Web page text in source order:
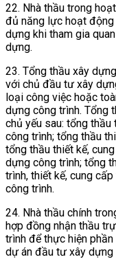
22. Nhà thầu trong
đủ năng lực hoạt động
dựng khi tham gia
dựng.
23. Tổng thầu xây
với chủ đầu tư xây
loại công việc hoặc
dựng công trình. Tổng
chủ yếu sau: tổng
công trình; tổng thầu
tổng thầu thiết kế,
dựng công trình; tổng
trình, thiết kế, cung
công trình.
24. Nhà thầu chính
hợp đồng nhận thầu
trình để thực hiện
dự án đầu tư xây dựng